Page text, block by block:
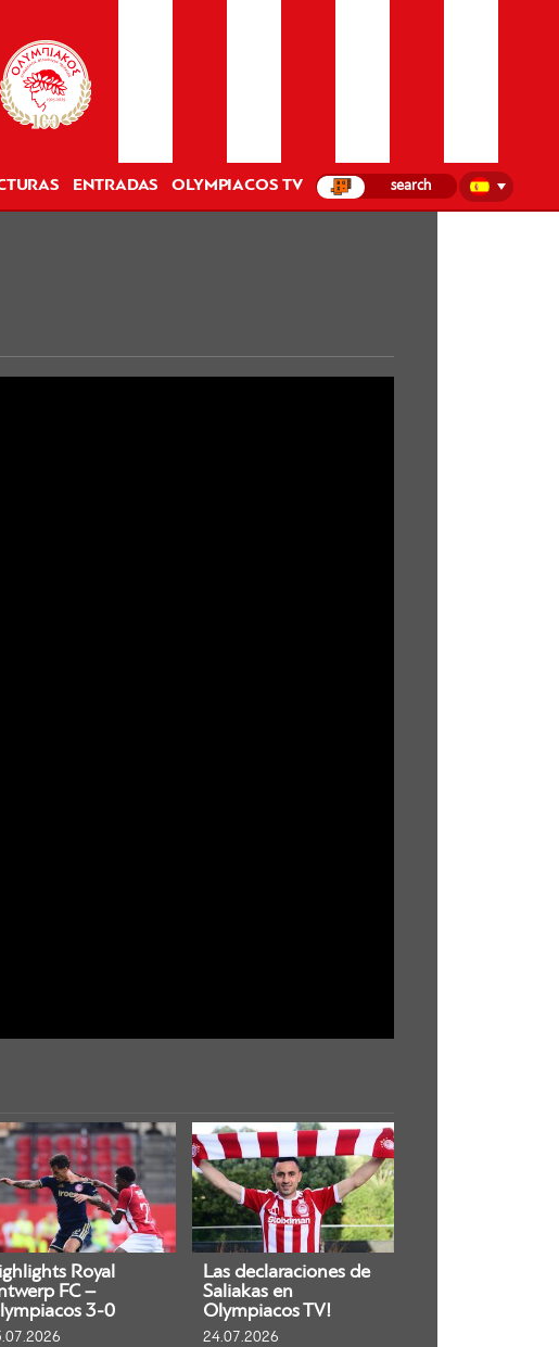
ENTRADAS OLYMPIACOS TV
Royal
FC –
3-0
Las declaraciones de
Saliakas en
Olympiacos TV!
24.07.2026